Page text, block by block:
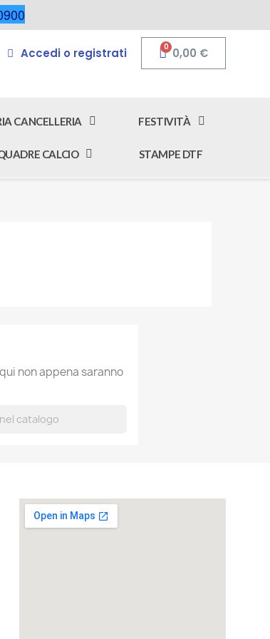
Accedi o registrati 0,00 €
CANCELLERIA FESTIVITÀ
CALCIO STAMPE DTF
non appena saranno